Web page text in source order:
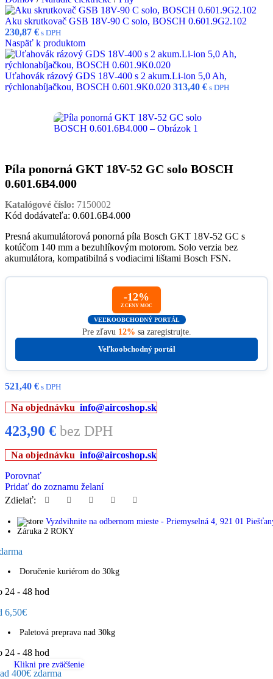
Aku skrutkovač GSB 18V-90 C solo, BOSCH 0.601.9G2.102
230,87 € s DPH
Naspäť k produktom
Uťahovák rázový GDS 18V-400 s 2 akum.Li-ion 5,0 Ah,
rýchlonabíjačkou, BOSCH 0.601.9K0.020 313,40 € s DPH
Klikni pre zväčšenie
Píla ponorná GKT 18V-52 GC solo BOSCH
0.601.6B4.000
Katalógové číslo: 7150002
Kód dodávateľa: 0.601.6B4.000
Presná akumulátorová ponorná píla Bosch GKT 18V-52 GC s
kotúčom 140 mm a bezuhlíkovým motorom. Solo verzia bez
akumulátora, kompatibilná s vodiacimi lištami Bosch FSN.
-12%
Z CENY MOC
VEĽKOOBCHODNÝ PORTÁL
Pre zľavu 12% sa zaregistrujte.
Veľkoobchodný portál
521,40 € s DPH
Na objednávku info@aircoshop.sk
423,90 € bez DPH
Na objednávku info@aircoshop.sk
Porovnať
Pridať do zoznamu želaní
Zdielať:
Vyzdvihnite na odbernom mieste - Priemyselná 4, 921 01
Záruka 2 ROKY
Doručenie kuriérom do 30kg
24 - 48 hod
6,50€
Paletová preprava nad 30kg
24 - 48 hod
400€ zdarma